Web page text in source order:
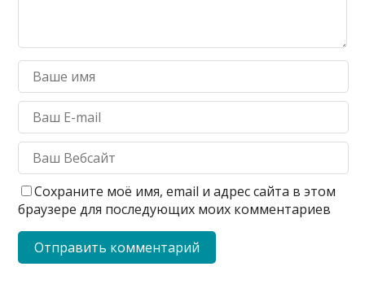
Сохраните моё имя, email и адрес сайта в этом
браузере для последующих моих комментариев